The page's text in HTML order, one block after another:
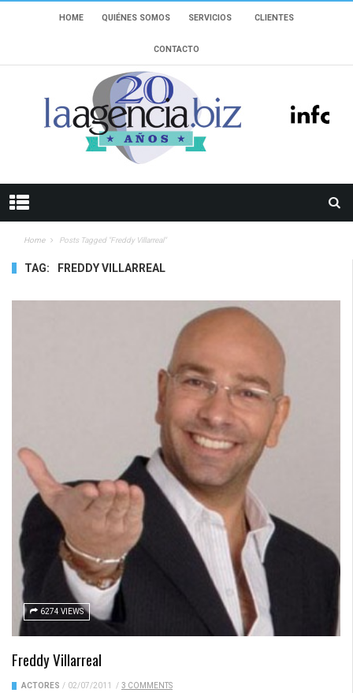
HOME QUIÉNES SOMOS SERVICIOS CLIENTES
CONTACTO
Home Posts Tagged "Freddy Villarreal"
TAG: FREDDY VILLARREAL
6274 VIEWS
Freddy Villarreal
ACTORES / 02/07/2011 / 3 COMMENTS